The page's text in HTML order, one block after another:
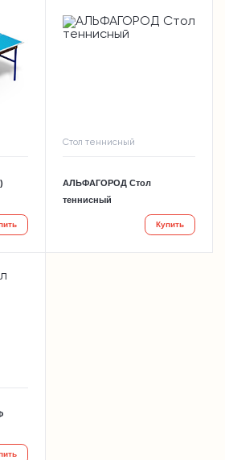
Стол теннисный
АЛЬФАГОРОД Стол
теннисный
Купить